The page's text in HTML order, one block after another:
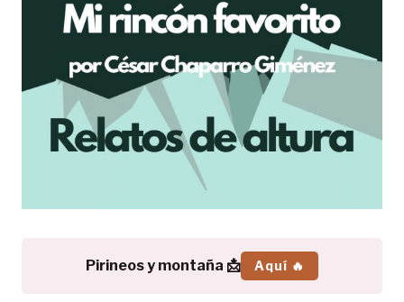
Pirineos y montaña 📩 Aquí 🔥